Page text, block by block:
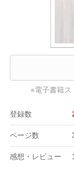
※電子書籍
登録数
ページ数
感想・レビュー